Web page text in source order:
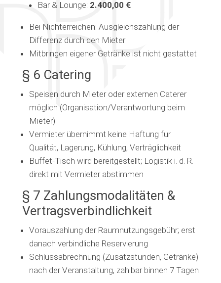
Bar & Lounge: 2.400,00 €
Bei Nichterreichen: Ausgleichszahlung der
Differenz durch den Mieter
Mitbringen eigener Getränke ist nicht gestattet
§ 6 Catering
Speisen durch Mieter oder externen Caterer
möglich (Organisation/Verantwortung beim
Mieter)
Vermieter übernimmt keine Haftung für
Qualität, Lagerung, Kühlung, Verträglichkeit
Buffet-Tisch wird bereitgestellt; Logistik i. d. R.
direkt mit Vermieter abstimmen
§ 7 Zahlungsmodalitäten &
Vertragsverbindlichkeit
Vorauszahlung der Raumnutzungsgebühr; erst
danach verbindliche Reservierung
Schlussabrechnung (Zusatzstunden, Getränke)
nach der Veranstaltung, zahlbar binnen 7 Tagen